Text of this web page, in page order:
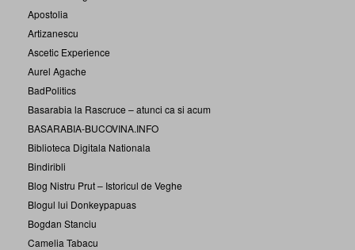
Apostolia
Artizanescu
Ascetic Experience
Aurel Agache
BadPolitics
Basarabia la Rascruce – atunci ca si acum
BASARABIA-BUCOVINA.INFO
Biblioteca Digitala Nationala
Bindiribli
Blog Nistru Prut – Istoricul de Veghe
Blogul lui Donkeypapuas
Bogdan Stanciu
Camelia Tabacu